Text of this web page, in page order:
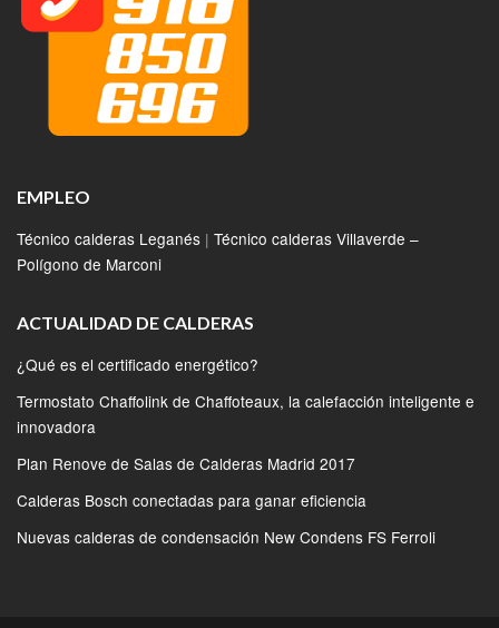
EMPLEO
Técnico calderas Leganés | Técnico calderas Villaverde –
Polígono de Marconi
ACTUALIDAD DE CALDERAS
¿Qué es el certificado energético?
Termostato Chaffolink de Chaffoteaux, la calefacción inteligente e
innovadora
Plan Renove de Salas de Calderas Madrid 2017
Calderas Bosch conectadas para ganar eficiencia
Nuevas calderas de condensación New Condens FS Ferroli